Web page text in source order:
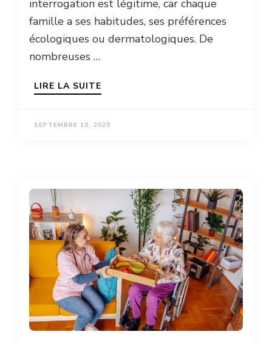
interrogation est légitime, car chaque
famille a ses habitudes, ses préférences
écologiques ou dermatologiques. De
nombreuses …
LIRE LA SUITE
SEPTEMBRE 10, 2025